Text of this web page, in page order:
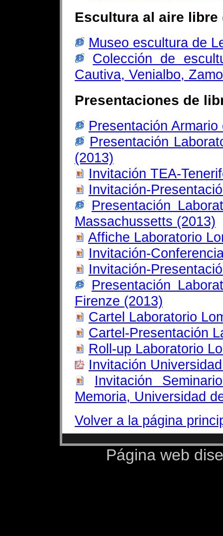
Escultura al aire
Museo escultura de
Colección de
Cautiva, Venialbo,
Presentaciones de
Presentación
Presentación
(2013)
Invitación TEA-
Invitación-
Presentación
Massachussetts (2013)
Affiche Laboratorio
Invitación-
Invitación-
Presentación
Firenze (2013)
Cartel Laboratorio
Cartel-Presentación
Roll-up Laboratorio
Invitación
Invitación
Memoria, Universidad
Volver a la página
Página web